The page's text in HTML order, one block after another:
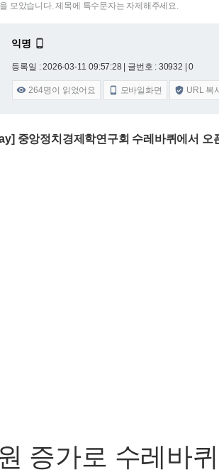
모았습니다. 제목에 특수문자는 자제해주세요.
익명 
등록일 : 2026-03-11 09:57:28 | 글번호 : 30932 | 0
 264명이 읽었어요  모바일화면  URL 복
중앙정치경제학연구회 수레바퀴에서
증가로 수레바